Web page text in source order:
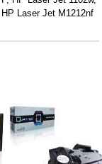
Laser Jet M1212nf